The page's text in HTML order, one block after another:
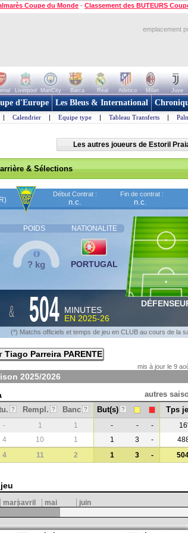
Coupe du Monde - Classement des BUTEURS
emplacement
Liverpool ManCity Barca Real Atletico Milan Juve
d'Europe Les Bleus & International
| Calendrier | Equipe type | Tableau Transferts |
Les autres joueurs de Estoril
& Sélections
Début Contrat :
n.c.
Fin de contrat :
n.c.
POIDS NATIONALITE
? kg PORTUGAL
& 504 MINUTES
EN 2025-26
(*) Matchs officiels et temps de jeu en CLUB au cours de la
Tiago Parreira PARENTE
mis à jour le 9
2025/2026
autres
? Rempl. ? Banc ? But(s) ? Tps
- 1 1 - - -
16'
4 10 1 1 3 -
4 11 2 1 3 -
marsavril mai juin